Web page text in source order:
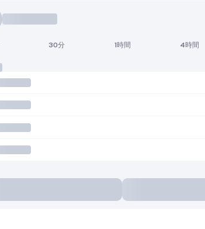
30分 1時間 4時間